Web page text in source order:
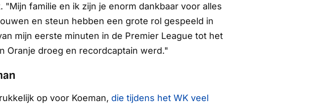
familie en ik zijn je enorm dankbaar voor alles
en steun hebben een grote rol gespeeld in
mijn eerste minuten in de Premier League tot het
Oranje droeg en recordcaptain werd."
op voor Koeman, die tijdens het WK veel